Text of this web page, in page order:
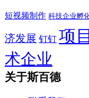
短视频制作 科技企业孵
济发展 钉钉 项
术企业
关于斯百德